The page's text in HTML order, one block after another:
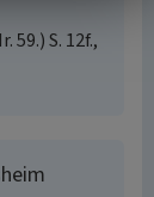
59.) S. 12f.,